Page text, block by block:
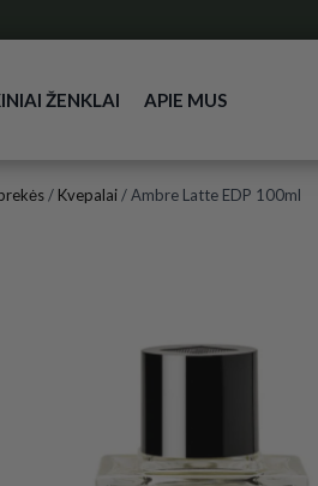
ŽENKLAI APIE MUS
/ Kvepalai/ Ambre Latte EDP 100ml